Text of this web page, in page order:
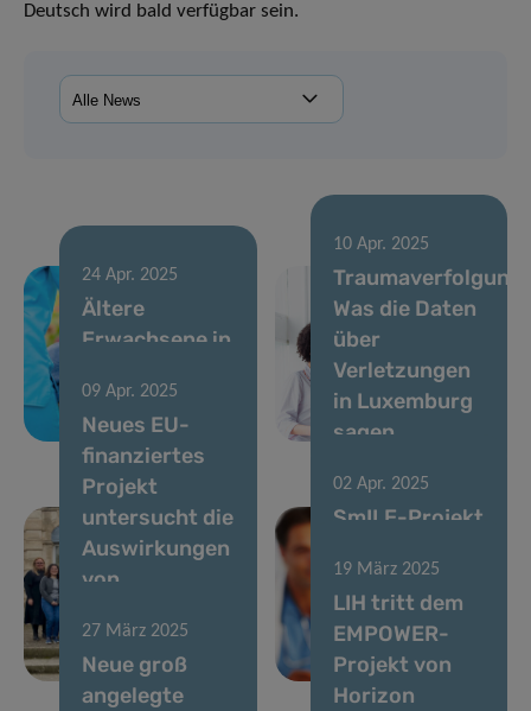
Deutsch wird bald verfügbar sein.
24 Apr. 2025
Ältere
Erwachsene in
Krebsleitlinien
übersehen
10 Apr. 2025
Traumaverfolgung:
Was die Daten
über
Verletzungen
in Luxemburg
sagen
09 Apr. 2025
Neues EU-
finanziertes
Projekt
untersucht die
Auswirkungen
von
auf die
Gehirngesundheit
02 Apr. 2025
SmILE-Projekt
Innovation im
Management
muskuloskelettaler
Erkrankungen
27 März 2025
Neue groß
angelegte
19 März 2025
LIH tritt dem
EMPOWER-
Projekt von
Horizon